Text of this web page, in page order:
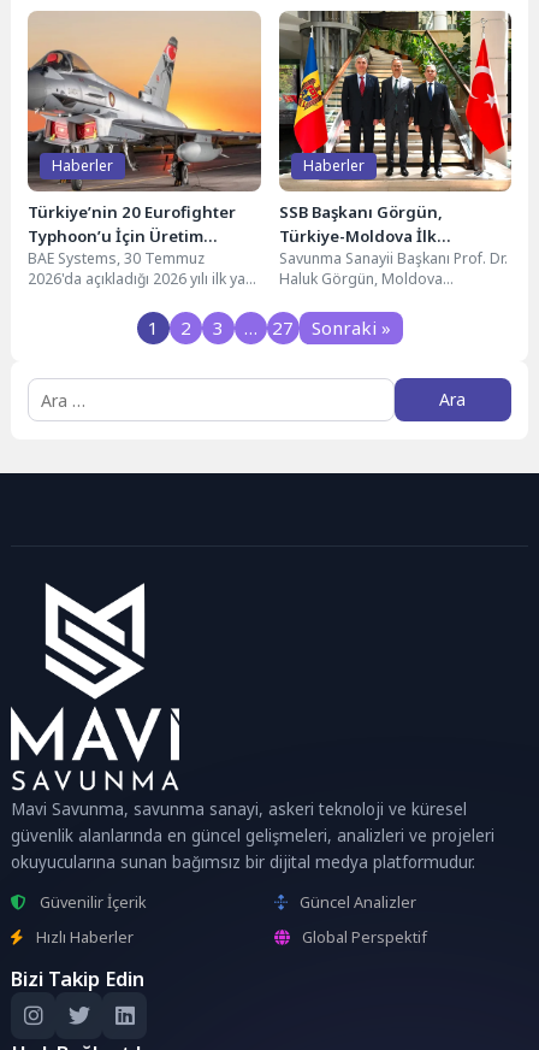
Donanması'nın amiral gemisi
tamamladı. TUSAŞ Genel
Müdürü...
Haberler
Türkiye’nin 20 Eurofighter
Typhoon’u İçin Üretim
Başladı
BAE Systems, 30 Temmuz
2026'da açıkladığı 2026 yılı ilk yarı
Haberler
SSB Başkanı Görgün,
Türkiye-Moldova İlk
Savunma Sanayii İş Birliği
Toplantısı’na Ev Sahipliği
Yaptı
Savunma Sanayii Başkanı Prof. Dr.
Haluk Görgün, Moldova
Kalkınma ve Dijitalleşme...
1 2 3 … 27 Sonraki »
Mavi Savunma, savunma sanayi, askeri teknoloji ve küresel
güvenlik alanlarında en güncel gelişmeleri, analizleri ve projeleri
okuyucularına sunan bağımsız bir dijital medya platformudur.
Güvenilir İçerik
Güncel Analizler
Hızlı Haberler
Global Perspektif
Bizi Takip Edin